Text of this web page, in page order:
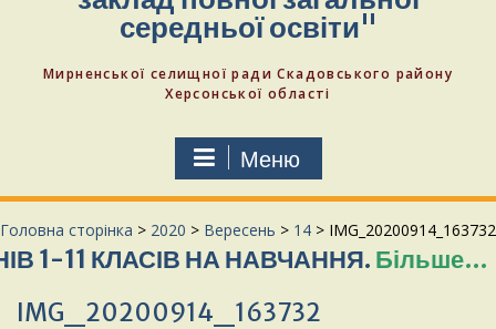
середньої освіти"
Мирненської селищної ради Скадовського району
Херсонської області
Меню
Головна сторінка > 2020 > Вересень > 14 > IMG_20200914_163732
КЛАСІВ НА НАВЧАННЯ.Більше…
IMG_20200914_163732